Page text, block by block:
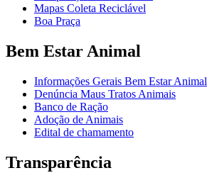
Mapas Coleta Reciclável
Boa Praça
Bem Estar Animal
Informações Gerais Bem Estar Animal
Denúncia Maus Tratos Animais
Banco de Ração
Adoção de Animais
Edital de chamamento
Transparência